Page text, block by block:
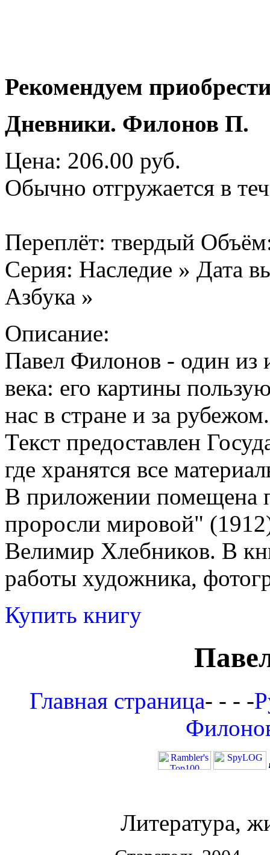
Рекомендуем
Дневники. Филонов П.
Цена: 206.00 руб.
Обычно отгружается в
Переплёт: твердый
Серия: Наследие » Дата
Азбука »
Описание:
Павел Филонов - один из
века: его картины
нас в стране и за
Текст предоставлен
где хранятся все
В приложении помещена
проросли мировой"
Велимир Хлебников. В
работы художника,
Купить книгу
Главная страница- - - -
Литература,